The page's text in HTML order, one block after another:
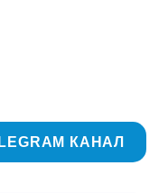
КАНАЛ